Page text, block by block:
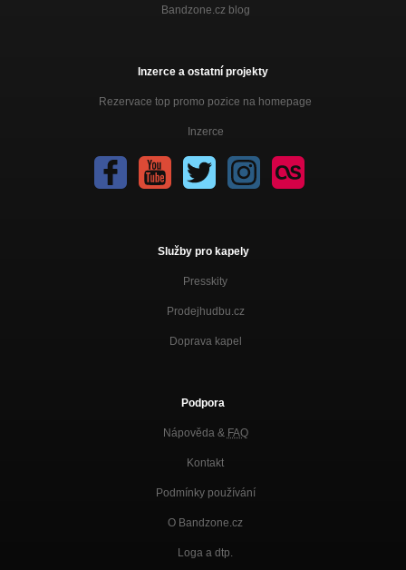
Bandzone.cz blog
Inzerce a ostatní projekty
Rezervace top promo pozice na homepage
Inzerce
Služby pro kapely
Presskity
Prodejhudbu.cz
Doprava kapel
Podpora
Nápověda & FAQ
Kontakt
Podmínky používání
O Bandzone.cz
Loga a dtp.